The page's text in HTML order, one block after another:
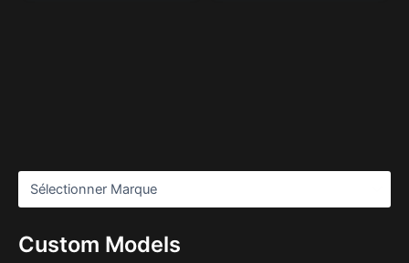
Custom Models